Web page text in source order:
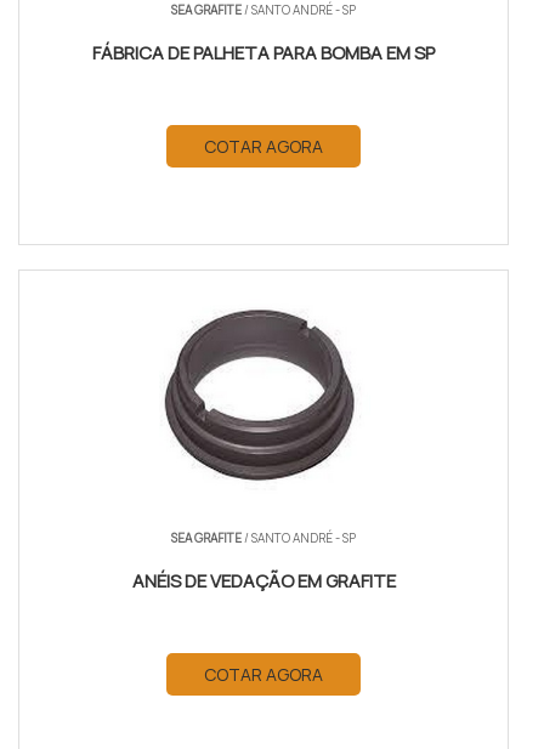
SEA GRAFITE/ SANTO ANDRÉ - SP
FÁBRICA DE PALHETA PARA BOMBA EM SP
COTAR AGORA
SEA GRAFITE/ SANTO ANDRÉ - SP
ANÉIS DE VEDAÇÃO EM GRAFITE
COTAR AGORA